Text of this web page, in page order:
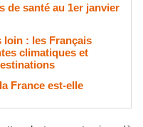
de santé au 1er janvier
loin : les Français
climatiques et
France est-elle